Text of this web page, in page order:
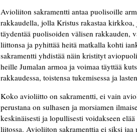
Avioliiton sakramentti antaa puolisoille
rakkaudella, jolla Kristus rakastaa
täydentää puolisoiden välisen rakkauden,
liittonsa ja pyhittää heitä matkalla kohti
sakramentti yhdistää näin kristityt
heille Jumalan armoa ja voimaa täyttää
rakkaudessa, toistensa tukemisessa ja
Koko avioliitto on sakramentti, ei vain
perustana on sulhasen ja morsiamen
keskinäisesti ja lopullisesti voidakseen
liitossa. Avioliiton sakramenttia ei siksi